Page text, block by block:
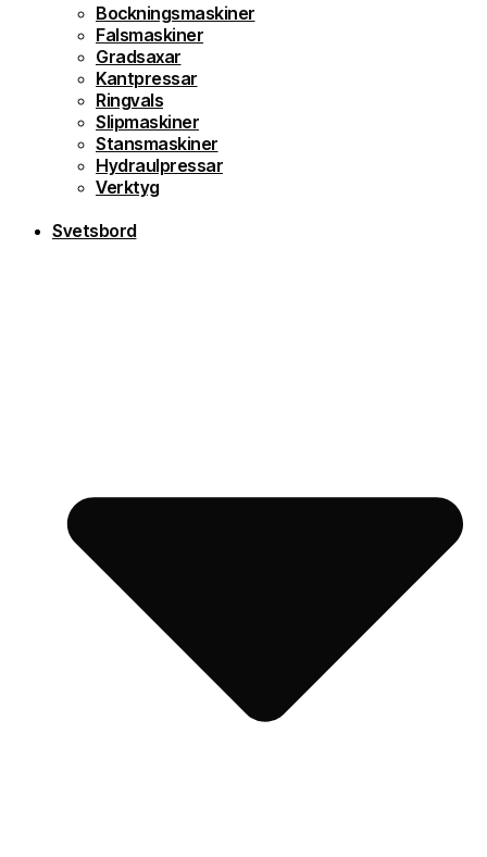
Bockningsmaskiner
Falsmaskiner
Gradsaxar
Kantpressar
Ringvals
Slipmaskiner
Stansmaskiner
Hydraulpressar
Verktyg
Svetsbord